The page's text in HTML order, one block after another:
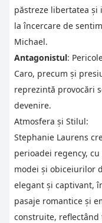
păstreze libertatea și
la încercare de
Michael.
Antagonistul:
Caro, precum și
reprezintă provocări
devenire.
Atmosfera și Stilul:
Stephanie Laurens
perioadei regency,
modei și obiceiurilor
elegant și captivant,
pasaje romantice și
construite,